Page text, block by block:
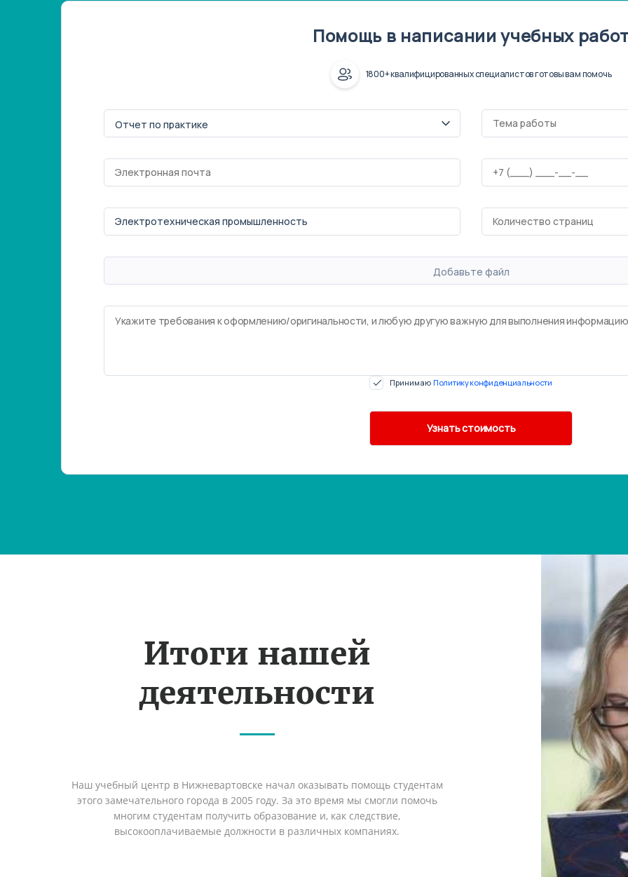
Помощь в написании учебных
1800+ квалифицированных специалистов готовы вам помочь
Добавьте файл
Принимаю Политику конфиденциальности
Итоги нашей
деятельности
Наш учебный центр в Нижневартовске начал оказывать помощь студентам
этого замечательного города в 2005 году. За это время мы смогли помочь
многим студентам получить образование и, как следствие,
высокооплачиваемые должности в различных компаниях.